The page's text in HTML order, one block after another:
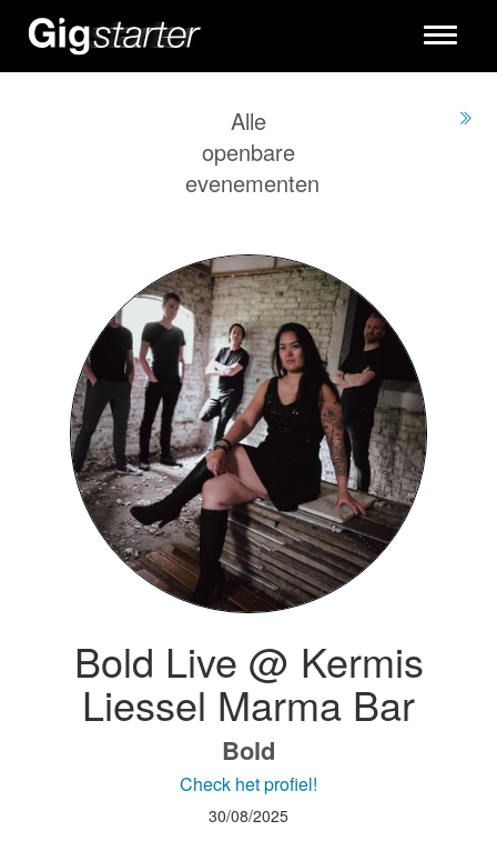
Toggle
Alle
openbare
evenementen
Bold Live @ Kermis
Liessel Marma Bar
Bold
Check het profiel!
30/08/2025